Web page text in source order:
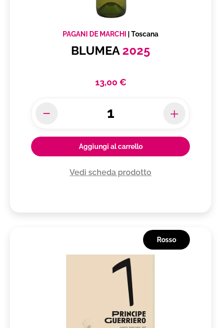
PAGANI DE MARCHI Toscana
BLUMEA 2025
13,00 €
Aggiungi al carrello
Vedi scheda prodotto
Rosso